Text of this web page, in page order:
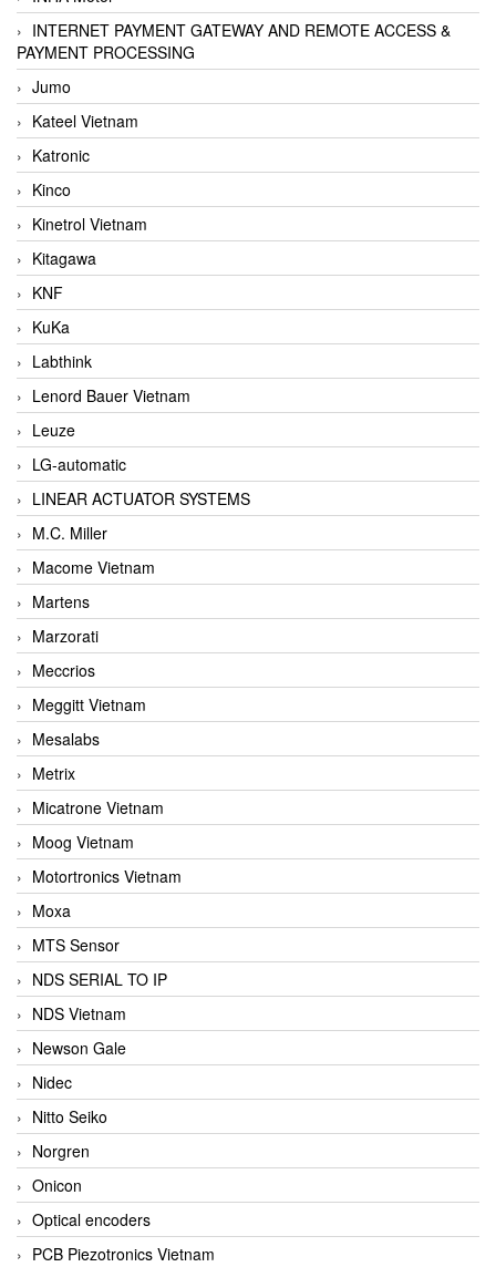
INTERNET PAYMENT GATEWAY AND REMOTE ACCESS &
PAYMENT PROCESSING
Jumo
Kateel Vietnam
Katronic
Kinco
Kinetrol Vietnam
Kitagawa
KNF
KuKa
Labthink
Lenord Bauer Vietnam
Leuze
LG-automatic
LINEAR ACTUATOR SYSTEMS
M.C. Miller
Macome Vietnam
Martens
Marzorati
Meccrios
Meggitt Vietnam
Mesalabs
Metrix
Micatrone Vietnam
Moog Vietnam
Motortronics Vietnam
Moxa
MTS Sensor
NDS SERIAL TO IP
NDS Vietnam
Newson Gale
Nidec
Nitto Seiko
Norgren
Onicon
Optical encoders
PCB Piezotronics Vietnam